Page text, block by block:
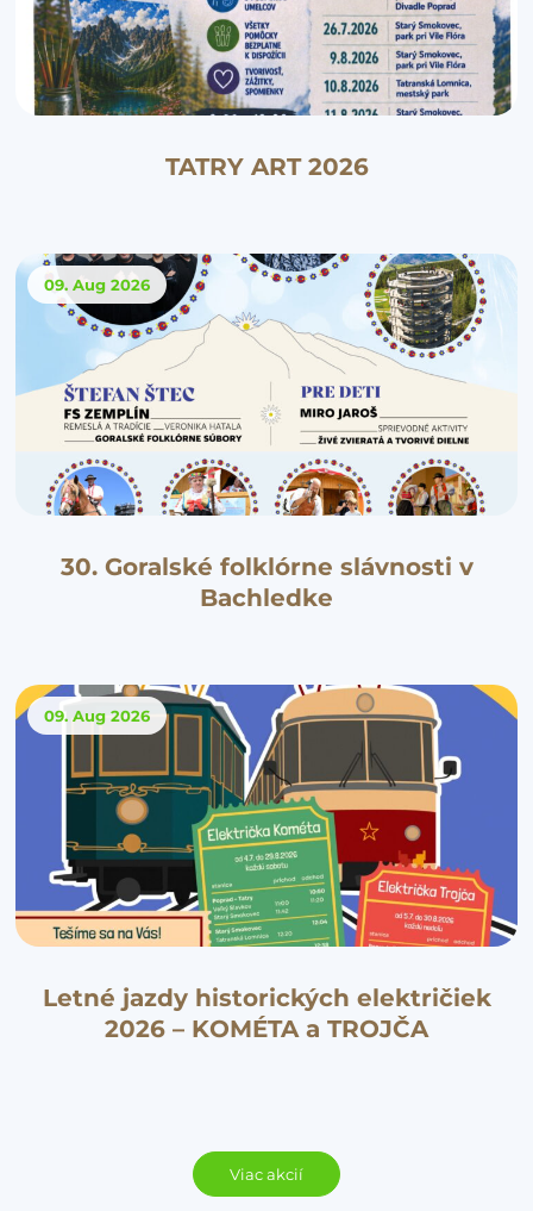
TATRY ART 2026
09. Aug 2026
30. Goralské folklórne slávnosti v
Bachledke
09. Aug 2026
Letné jazdy historických električiek
2026 – KOMÉTA a TROJČA
Viac akcií